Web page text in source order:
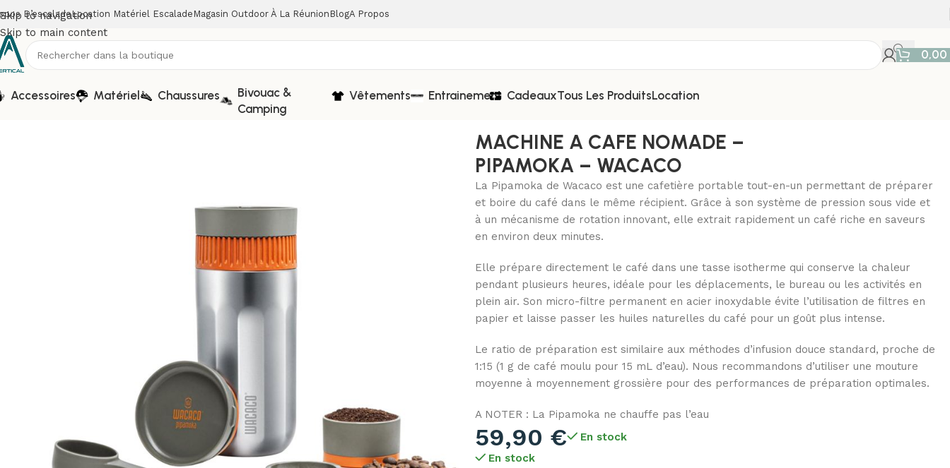
Skip to navigation
Skip to main content
D’escaladeLocation Matériel Escalade Magasin Outdoor À La Réunion BlogA Propos
0,00
Accessoires Matériel Chaussures
Bivouac &
Camping
Vêtements Entrainement CadeauxTous Les ProduitsLocation
Machines à café Nomades
MACHINE A CAFE NOMADE –
PIPAMOKA – WACACO
La Pipamoka de Wacaco est une cafetière portable tout-en-un permettant de préparer
et boire du café dans le même récipient. Grâce à son système de pression sous vide et
à un mécanisme de rotation innovant, elle extrait rapidement un café riche en saveurs
en environ deux minutes.
Elle prépare directement le café dans une tasse isotherme qui conserve la chaleur
pendant plusieurs heures, idéale pour les déplacements, le bureau ou les activités en
plein air. Son micro-filtre permanent en acier inoxydable évite l’utilisation de filtres en
papier et laisse passer les huiles naturelles du café pour un goût plus intense.
Le ratio de préparation est similaire aux méthodes d’infusion douce standard, proche de
1:15 (1 g de café moulu pour 15 mL d’eau). Nous recommandons d’utiliser une mouture
moyenne à moyennement grossière pour des performances de préparation optimales.
A NOTER : La Pipamoka ne chauffe pas l’eau
59,90 €
En stock
En stock